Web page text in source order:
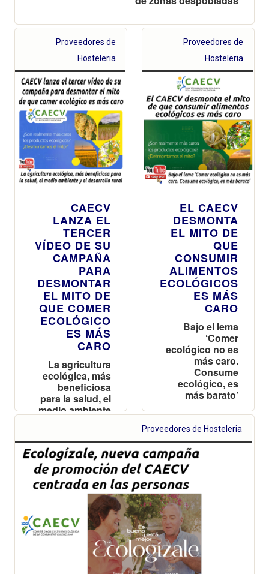
Proveedores de
Hosteleria
CAECV
LANZA EL
TERCER
VÍDEO DE SU
CAMPAÑA
PARA
DESMONTAR
EL MITO DE
QUE COMER
ECOLÓGICO
ES MÁS
CARO
La agricultura
ecológica, más
beneficiosa
para la salud, el
medio ambiente
Proveedores de
Hosteleria
EL CAECV
DESMONTA
EL MITO DE
QUE
CONSUMIR
ALIMENTOS
ECOLÓGICOS
ES MÁS
CARO
Bajo el lema
‘Comer
ecológico no es
más caro.
Consume
ecológico, es
más barato’
Proveedores de Hosteleria